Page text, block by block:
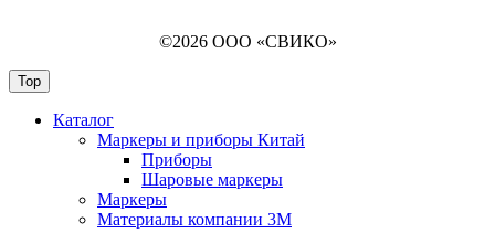
©2026 ООО «СВИКО»
Top
Каталог
Маркеры и приборы Китай
Приборы
Шаровые маркеры
Маркеры
Материалы компании 3М